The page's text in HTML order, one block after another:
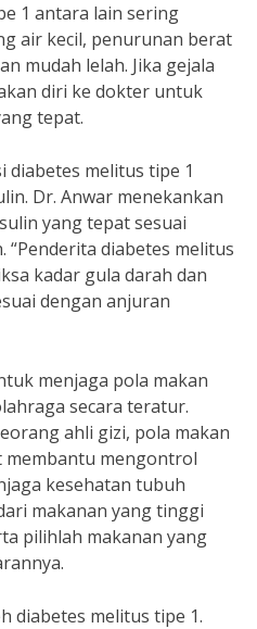
1 antara lain sering
air kecil, penurunan berat
mudah lelah. Jika gejala
diri ke dokter untuk
tepat.
diabetes melitus tipe 1
Dr. Anwar menekankan
yang tepat sesuai
diabetes melitus
kadar gula darah dan
dengan anjuran
menjaga pola makan
secara teratur.
ahli gizi, pola makan
membantu mengontrol
kesehatan tubuh
makanan yang tinggi
pilihlah makanan yang
diabetes melitus tipe 1.